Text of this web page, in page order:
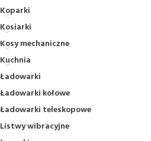
Koparki
Kosiarki
Kosy mechaniczne
Kuchnia
Ładowarki
Ładowarki kołowe
Ładowarki teleskopowe
Listwy wibracyjne